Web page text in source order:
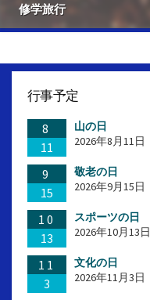
修学旅行
行事予定
8
11
山の日
2026年8月11日
9
15
敬老の日
2026年9月15日
10
13
スポーツの日
2026年10月13日
11
3
文化の日
2026年11月3日